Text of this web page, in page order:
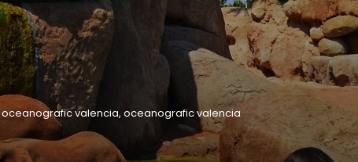
oceanografic valencia, oceanografic valencia